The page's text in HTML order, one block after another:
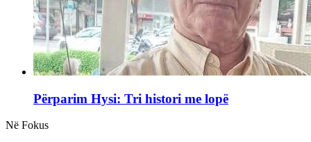
Përparim Hysi: Tri histori me lopë
Në Fokus